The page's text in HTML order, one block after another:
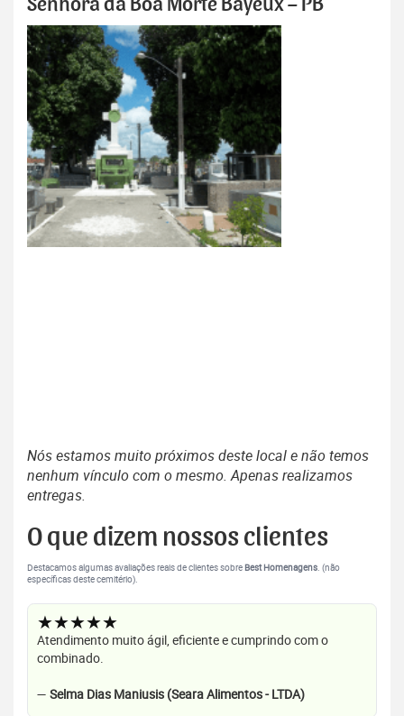
Senhora da Boa Morte Bayeux – PB
Nós estamos muito próximos deste local e não temos
nenhum vínculo com o mesmo. Apenas realizamos
entregas.
O que dizem nossos clientes
Destacamos algumas avaliações reais de clientes sobreBest Homenagens . (não
específicas deste cemitério).
★★★★★
Atendimento muito ágil, eficiente e cumprindo com o
combinado.
— Selma Dias Maniusis (Seara Alimentos - LTDA)